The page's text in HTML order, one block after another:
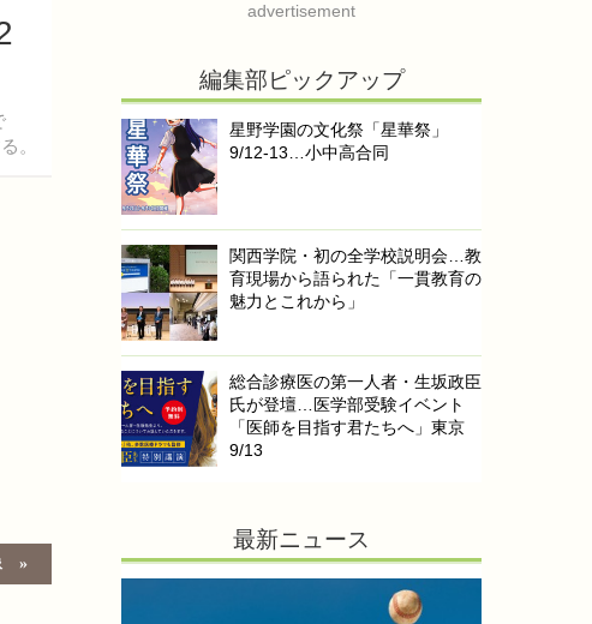
。
advertisement
編集部ピックアップ
星野学園の文化祭「星華祭」
9/12-13…小中高合同
関西学院・初の全学校説明会…教
育現場から語られた「一貫教育の
魅力とこれから」
総合診療医の第一人者・生坂政臣
氏が登壇…医学部受験イベント
「医師を目指す君たちへ」東京
9/13
最新ニュース